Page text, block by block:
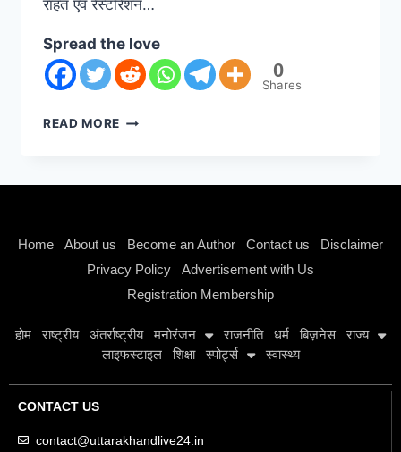
राहत एवं रेस्टोरेशन…
Spread the love
0
Shares
READ MORE
Home About us Become an Author Contact us
Disclaimer
Privacy Policy
Advertisement with Us
Registration Membership
होम राष्ट्रीय अंतर्राष्ट्रीय मनोरंजन राजनीति धर्म बिज़नेस
राज्य
लाइफस्टाइल
शिक्षा स्पोर्ट्स स्वास्थ्य
CONTACT US
contact@uttarakhandlive24.in